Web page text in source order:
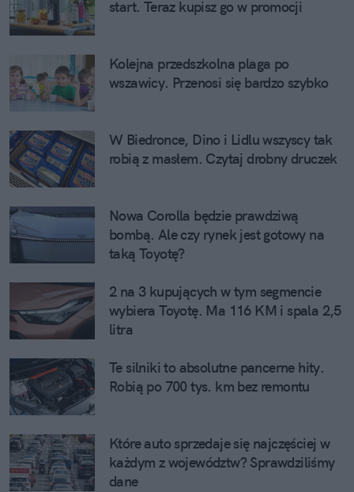
start. Teraz kupisz go w promocji
Kolejna przedszkolna plaga po
wszawicy. Przenosi się bardzo szybko
W Biedronce, Dino i Lidlu wszyscy tak
robią z masłem. Czytaj drobny druczek
Nowa Corolla będzie prawdziwą
bombą. Ale czy rynek jest gotowy na
taką Toyotę?
2 na 3 kupujących w tym segmencie
wybiera Toyotę. Ma 116 KM i spala 2,5
litra
Te silniki to absolutne pancerne hity.
Robią po 700 tys. km bez remontu
Które auto sprzedaje się najczęściej w
każdym z województw? Sprawdziliśmy
dane